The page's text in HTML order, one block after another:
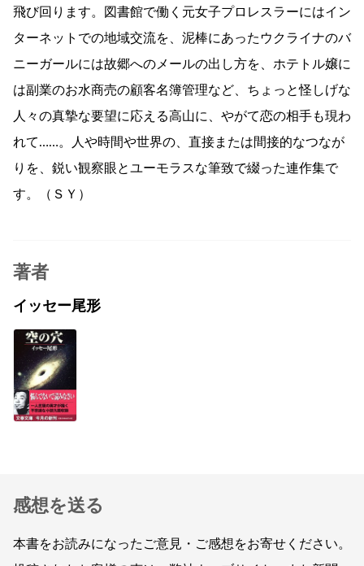
飛び回ります。図書館で働く元女子プロレスラーにはイン
ターネットでの地域交流を、泥棒にあったウクライナのバ
ニーガールには故郷へのメールの出し方を、ホテトル嬢に
は副業のお水商売の顧客名簿管理など、ちょっと怪しげな
人々の真摯な要望に応える高山に、やがて恋の相手も現わ
れて……。人や時間や世界の、直接または間接的なつなが
りを、鋭い観察眼とユーモラスな筆致で綴った連作集で
す。（ＳＹ）
著者
イッセー尾形
感想を送る
本書をお読みになったご意見・ご感想をお寄せください。